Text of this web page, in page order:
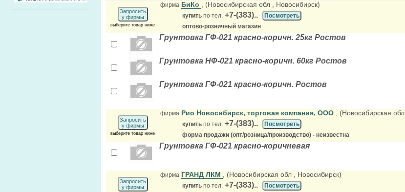
Запросить
у фирмы
выберите товар ниже
фирма БиКо , (Новосибирская обл , Новосибирск)
купить по тел. +7-(383)..
Посмотреть
оптово-розничный магазин
Грунтовка ГФ-021 красно-коричн. 25кг Ростов
Грунтовка НФ-021 красно-коричн. 60кг Ростов
Грунтовка ГФ-021 красно-коричн. Ростов
Запросить
у фирмы
выберите товар ниже
фирма Рио Новосибирск, торговая компания, ООО , (Новосибирская обл
купить по тел. +7-(383)..
Посмотреть
форма продажи (опт/розница/производство) - неизвестна
Грунтовка ГФ-021 красно-коричневая
Запросить
у фирмы
фирма ГРАНД ЛКМ , (Новосибирская обл , Новосибирск)
купить по тел. +7-(383)..
Посмотреть